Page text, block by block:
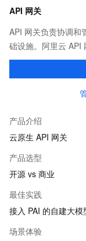
API 网关
API 网关负责协调和
础设施。阿里云 API
品。
产品介绍
云原生 API 网关
产品选型
开源 vs 商业
最佳实践
接入 PAI 的自建大模
场景体验